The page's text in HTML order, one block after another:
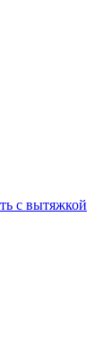
с вытяжкой